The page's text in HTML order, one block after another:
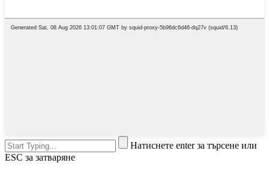
Натиснете enter за търсене или
ESC за затваряне